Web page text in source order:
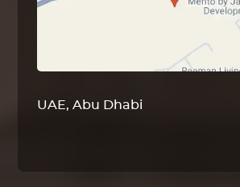
UAE, Abu Dhabi